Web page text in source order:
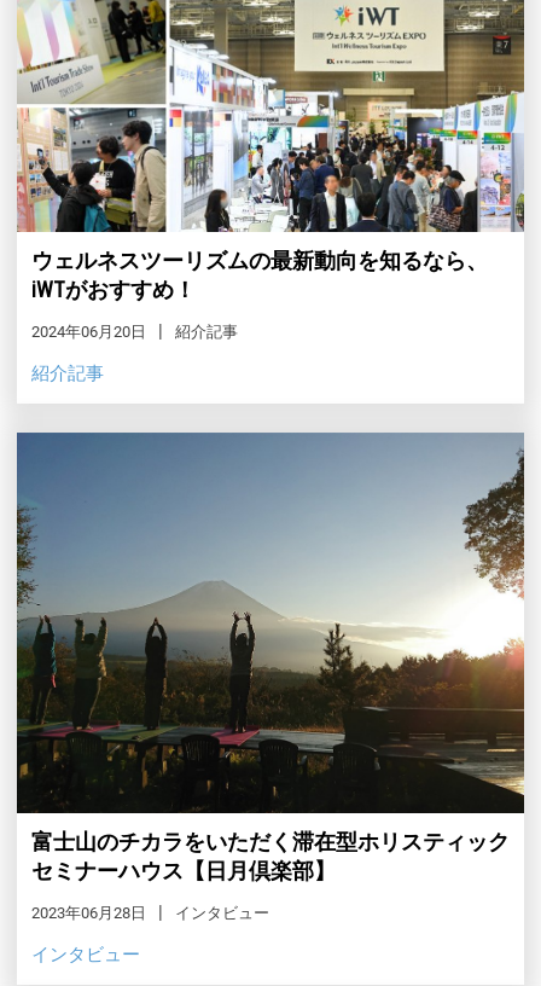
ウェルネスツーリズムの最新動向を知るなら、
iWTがおすすめ！
2024年06月20日 紹介記事
紹介記事
富士山のチカラをいただく滞在型ホリスティック
セミナーハウス【日月倶楽部】
2023年06月28日 インタビュー
インタビュー